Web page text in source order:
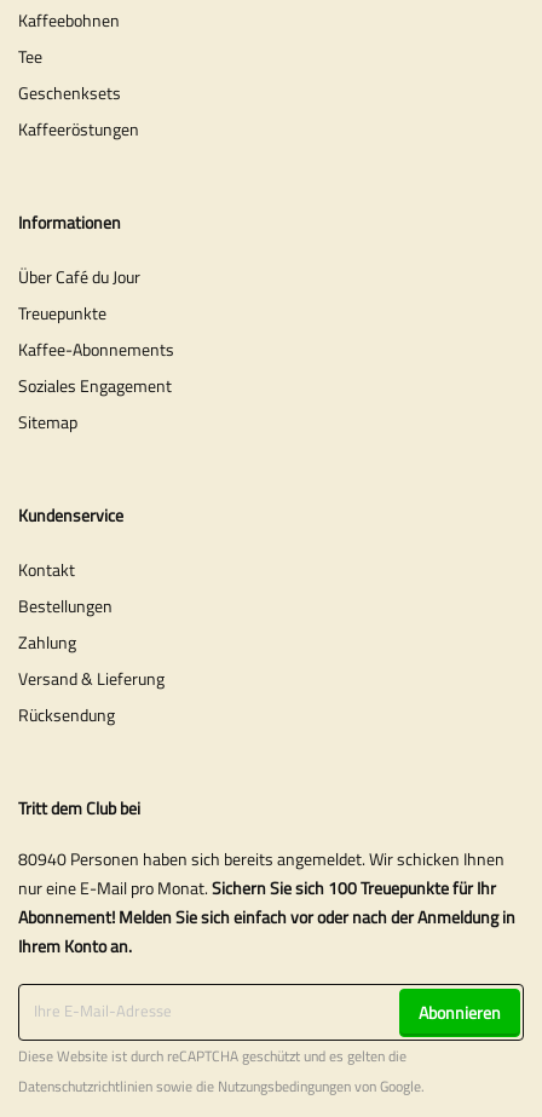
Kaffeebohnen
Tee
Geschenksets
Kaffeeröstungen
Informationen
Über Café du Jour
Treuepunkte
Kaffee-Abonnements
Soziales Engagement
Sitemap
Kundenservice
Kontakt
Bestellungen
Zahlung
Versand & Lieferung
Rücksendung
Tritt dem Club bei
80940 Personen haben sich bereits angemeldet. Wir schicken Ihnen
nur eine E-Mail pro Monat.Sichern Sie sich 100 Treuepunkte für Ihr
Abonnement! Melden Sie sich einfach vor oder nach der Anmeldung in
Ihrem Konto an.
Abonnieren
Diese Website ist durch reCAPTCHA geschützt und es gelten die
Datenschutzrichtliniensowie die Nutzungsbedingungenvon Google.